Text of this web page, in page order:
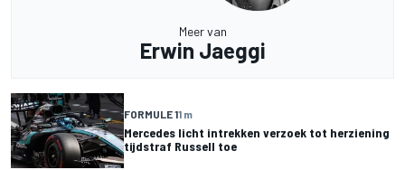
Meer van
Erwin Jaeggi
FORMULE 11 m
Mercedes licht intrekken verzoek tot herziening
tijdstraf Russell toe